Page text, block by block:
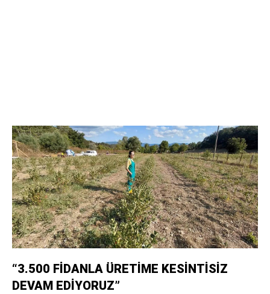
“3.500 FİDANLA ÜRETİME KESİNTİSİZ
DEVAM EDİYORUZ”